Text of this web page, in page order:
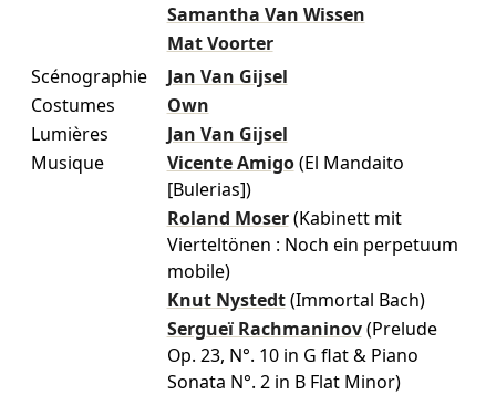
Samantha Van Wissen
Mat Voorter
Scénographie
Jan Van Gijsel
Costumes
Own
Lumières
Jan Van Gijsel
Musique
Vicente Amigo (El Mandaito
[Bulerias])
Roland Moser (Kabinett mit
Vierteltönen : Noch ein perpetuum
mobile)
Knut Nystedt (Immortal Bach)
Sergueï Rachmaninov (Prelude
Op. 23, N°. 10 in G flat & Piano
Sonata N°. 2 in B Flat Minor)